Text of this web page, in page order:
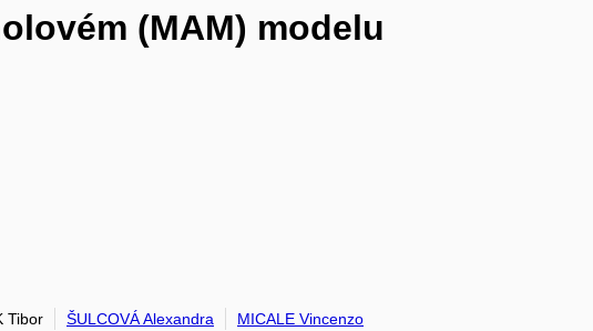
(MAM) modelu
Tibor ŠULCOVÁ Alexandra MICALE Vincenzo